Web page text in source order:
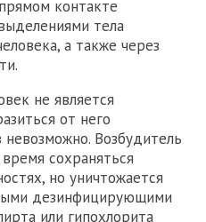
контакте
тела
а также через
не является
от него
Возбудитель
сохраняться
но уничтожается
дезинфицирующими
или гипохлорита